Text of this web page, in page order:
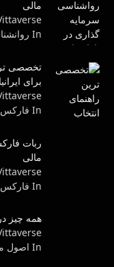
مالی
In روانشناسى ترید
تخصصی
برای ایرانیان
In فاركس
ربات
مالی
In فاركس
همه چیز
In اصول معامله گرى